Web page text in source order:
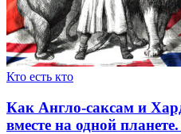
Кто есть кто
Как Англо-саксам и
вместе на одной